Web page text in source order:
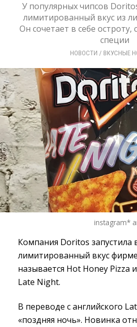
У популярных чипсов
лимитированный вкус из
Он сочетает в себе остроту,
специи
НОВОСТИ / ВКУСНЫЕ
instagram*
Компания Doritos
лимитированный вкус
называется Hot Honey Pizza
Late Night.
В переводе с английского
«поздняя ночь». Новинка